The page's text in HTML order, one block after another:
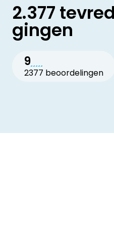
2.377
gingen
9
2377 beoordelingen